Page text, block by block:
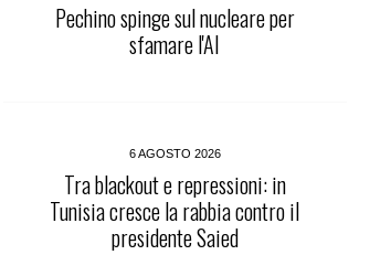
Pechino spinge sul nucleare per
sfamare l'AI
6 AGOSTO 2026
Tra blackout e repressioni: in
Tunisia cresce la rabbia contro il
presidente Saied